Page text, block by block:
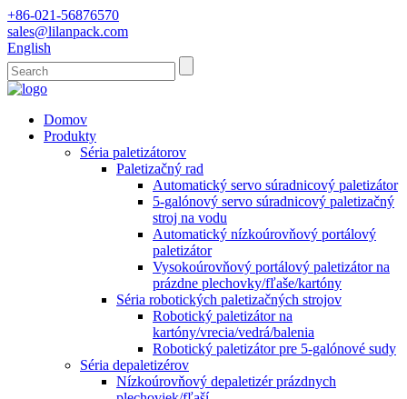
+86-021-56876570
sales@lilanpack.com
English
Domov
Produkty
Séria paletizátorov
Paletizačný rad
Automatický servo súradnicový paletizátor
5-galónový servo súradnicový paletizačný
stroj na vodu
Automatický nízkoúrovňový portálový
paletizátor
Vysokoúrovňový portálový paletizátor na
prázdne plechovky/fľaše/kartóny
Séria robotických paletizačných strojov
Robotický paletizátor na
kartóny/vrecia/vedrá/balenia
Robotický paletizátor pre 5-galónové sudy
Séria depaletizérov
Nízkoúrovňový depaletizér prázdnych